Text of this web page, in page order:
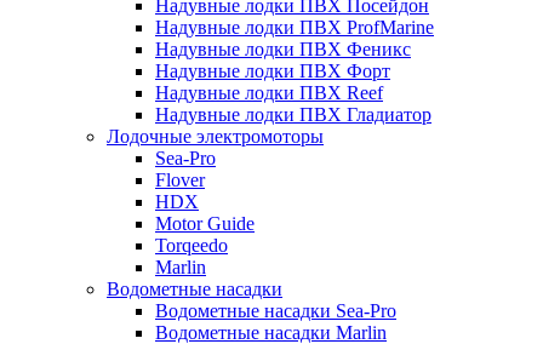
Надувные лодки ПВХ Посейдон
Надувные лодки ПВХ ProfMarine
Надувные лодки ПВХ Феникс
Надувные лодки ПВХ Форт
Надувные лодки ПВХ Reef
Надувные лодки ПВХ Гладиатор
Лодочные электромоторы
Sea-Pro
Flover
HDX
Motor Guide
Torqeedo
Marlin
Водометные насадки
Водометные насадки Sea-Pro
Водометные насадки Marlin